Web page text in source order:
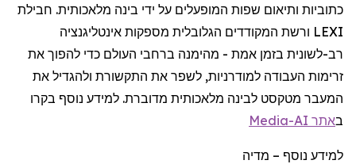
כתוביות ותיאום שפות המופעלים על ידי בינה מלאכותית. חבילת
LEXI ורשת המקודדים הגלובלית מספקות אינטליגנציה
רב-לשונית בזמן אמת - מהימנה ברחבי העולם כדי להפוך את
זרימות העבודה למודרניות, לשפר את התקשורת ולהגדיל את
המעבר מטקסט לבינה מלאכותית מדוברת. למידע נוסף בקרו
באתר AI- Media
למידע נוסף – מדיה